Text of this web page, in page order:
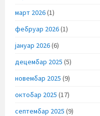
март 2026(1)
фебруар 2026(1)
јануар 2026(6)
децембар 2025 (5)
новембар 2025 (9)
октобар 2025 (17)
септембар 2025 (9)